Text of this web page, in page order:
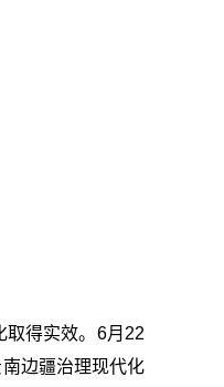
取得实效。6月22
边疆治理现代化